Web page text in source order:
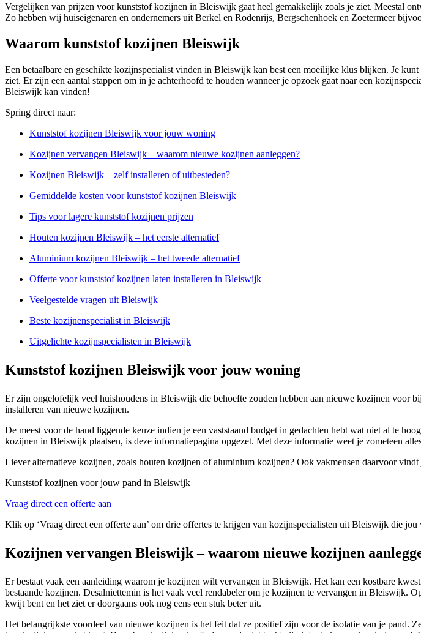
Vergelijken van prijzen voor kunststof kozijnen in Bleiswijk gaat heel gemakkelijk zoals je ziet. Meestal
Zo hebben wij huiseigenaren en ondernemers uit Berkel en Rodenrijs, Bergschenhoek en Zoetermeer
Waarom kunststof kozijnen Bleiswijk
Een betaalbare en geschikte kozijnspecialist vinden in Bleiswijk kan best een moeilijke klus blijken. Je
ziet. Er zijn een aantal stappen om in je achterhoofd te houden wanneer je opzoek gaat naar een
Bleiswijk kan vinden!
Spring direct naar:
Kunststof kozijnen Bleiswijk voor jouw woning
Kozijnen vervangen Bleiswijk – waarom nieuwe kozijnen aanleggen?
Kozijnen Bleiswijk – zelf installeren of uitbesteden?
Gemiddelde kosten voor kunststof kozijnen Bleiswijk
Tips voor lagere kunststof kozijnen prijzen
Houten kozijnen Bleiswijk – het eerste alternatief
Aluminium kozijnen Bleiswijk – het tweede alternatief
Offerte voor kunststof kozijnen laten installeren in Bleiswijk
Veelgestelde vragen uit Bleiswijk
Beste kozijnenspecialist in Bleiswijk
Uitgelichte kozijnspecialisten in Bleiswijk
Kunststof kozijnen Bleiswijk voor jouw woning
Er zijn ongelofelijk veel huishoudens in Bleiswijk die behoefte zouden hebben aan nieuwe kozijnen voor
installeren van nieuwe kozijnen.
De meest voor de hand liggende keuze indien je een vaststaand budget in gedachten hebt wat niet al te
kozijnen in Bleiswijk plaatsen, is deze informatiepagina opgezet. Met deze informatie weet je zometeen
Liever alternatieve kozijnen, zoals houten kozijnen of aluminium kozijnen? Ook vakmensen daarvoor
Kunststof kozijnen voor jouw pand in Bleiswijk
Vraag direct een offerte aan
Klik op ‘Vraag direct een offerte aan’ om drie offertes te krijgen van kozijnspecialisten uit Bleiswijk die
Kozijnen vervangen Bleiswijk – waarom nieuwe kozijnen
Er bestaat vaak een aanleiding waarom je kozijnen wilt vervangen in Bleiswijk. Het kan een kostbare
bestaande kozijnen. Desalniettemin is het vaak veel rendabeler om je kozijnen te vervangen in Bleiswijk.
kwijt bent en het ziet er doorgaans ook nog eens een stuk beter uit.
Het belangrijkste voordeel van nieuwe kozijnen is het feit dat ze positief zijn voor de isolatie van je pand.